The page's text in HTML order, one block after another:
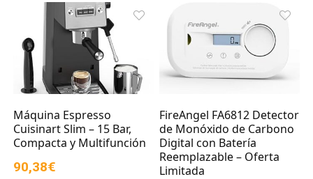
Máquina Espresso
Cuisinart Slim – 15 Bar,
Compacta y Multifunción
90,38€
FireAngel FA6812 Detector
de Monóxido de Carbono
Digital con Batería
Reemplazable – Oferta
Limitada